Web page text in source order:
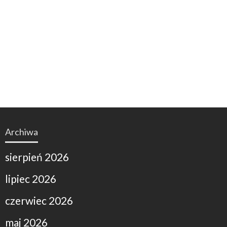
Archiwa
sierpień 2026
lipiec 2026
czerwiec 2026
maj 2026